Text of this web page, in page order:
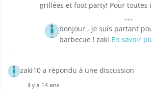
grillées et foot party! Pour toutes
bonjour , je suis partant
barbecue ! zaki En savoir
zaki10 a répondu à une discussion
il y a 14 ans